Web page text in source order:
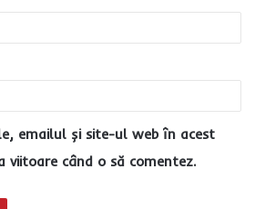
emailul și site-ul web în acest
viitoare când o să comentez.